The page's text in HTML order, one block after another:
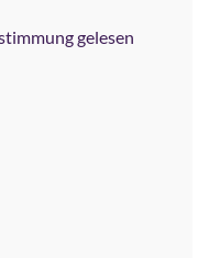
gelesen